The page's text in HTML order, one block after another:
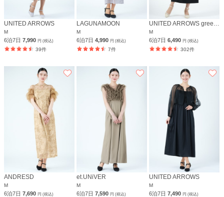
UNITED ARROWS
M
6泊7日 7,990 円 (税込)
39件
LAGUNAMOON
M
6泊7日4,990円 (税込)
7件
M
6泊7日6,490円 (税込)
302件
ANDRESD
M
6泊7日 7,690 円 (税込)
et.UNiVER
M
6泊7日7,590円 (税込)
UNITED ARROWS
M
6泊7日7,490円 (税込)